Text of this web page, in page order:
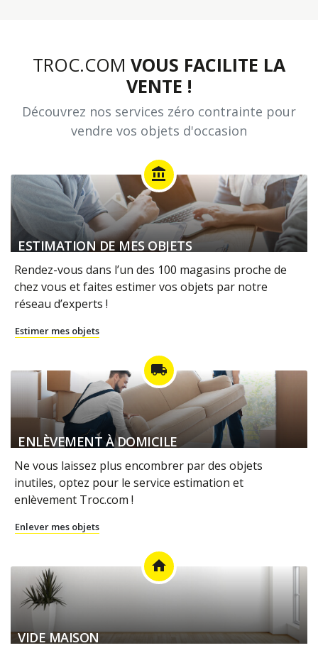
TROC.COM VOUS FACILITE LA
VENTE !
Découvrez nos services zéro contrainte pour
vendre vos objets d'occasion
account_balance
ESTIMATION DE MES OBJETS
Rendez-vous dans l’un des 100 magasins proche de
chez vous et faites estimer vos objets par notre
réseau d’experts !
Estimer mes objets
local_shipping
ENLÈVEMENT À DOMICILE
Ne vous laissez plus encombrer par des objets
inutiles, optez pour le service estimation et
enlèvement Troc.com !
Enlever mes objets
home
VIDE MAISON